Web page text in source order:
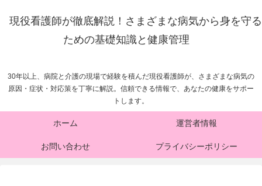
現役看護師が徹底解説！さまざまな病気から身を守る
ための基礎知識と健康管理
30年以上、病院と介護の現場で経験を積んだ現役看護師が、さまざまな病気の
原因・症状・対応策を丁寧に解説。信頼できる情報で、あなたの健康をサポー
トします。
ホーム 運営者情報
お問い合わせ プライバシーポリシー